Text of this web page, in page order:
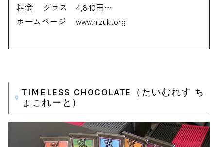
料金
グラス 4,840円〜
ホームページ
www.hizuki.org
TIMELESS CHOCOLATE（たいむれす ち
ょこれーと）